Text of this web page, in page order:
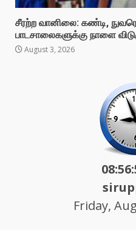
சீரற்ற வானிலை: கண்டி,
பாடசாலைகளுக்கு நாளை
August 3, 2026
Friday,